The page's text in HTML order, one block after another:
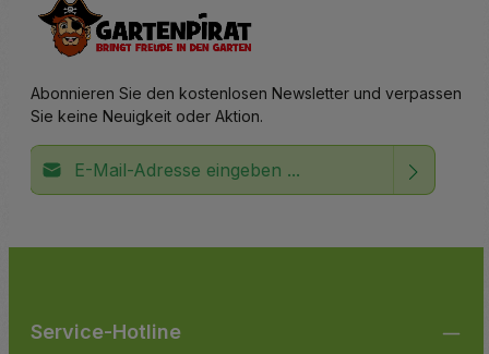
Abonnieren Sie den kostenlosen Newsletter und verpassen
Sie keine Neuigkeit oder Aktion.
E-Mail-Adresse*
Service-Hotline